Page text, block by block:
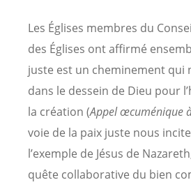
Les Églises membres du
des Églises ont affirmé
juste est un cheminement qui
dans le dessein de Dieu pour
la création (Appel œcuménique
voie de la paix juste nous
l’exemple de Jésus de
quête collaborative du bien